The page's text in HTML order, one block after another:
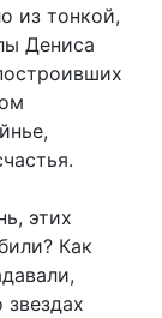
из тонкой,
Дениса
этих
Как